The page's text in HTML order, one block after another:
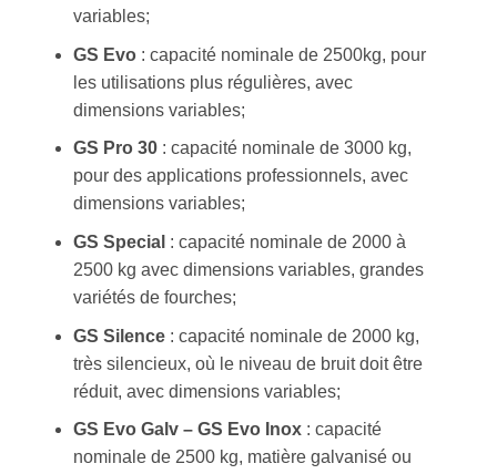
variables;
GS Evo: capacité nominale de 2500kg, pour
les utilisations plus régulières, avec
dimensions variables;
GS Pro 30: capacité nominale de 3000 kg,
pour des applications professionnels, avec
dimensions variables;
GS Special : capacité nominale de 2000 à
2500 kg avec dimensions variables, grandes
variétés de fourches;
GS Silence: capacité nominale de 2000 kg,
très silencieux, où le niveau de bruit doit être
réduit, avec dimensions variables;
GS Evo Galv – GS Evo Inox: capacité
nominale de 2500 kg, matière galvanisé ou